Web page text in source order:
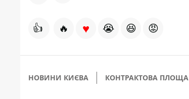
👍 🔥 ♥ 😭 😆 😡
НОВИНИ КИЄВА КОНТРАКТОВА ПЛОЩА